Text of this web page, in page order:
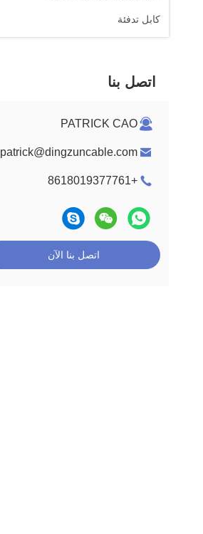
كابل تدفئة
اتصل بنا
PATRICK CAO
patrick@dingzuncable.com
+8618019377761
اتصل بنا الآن